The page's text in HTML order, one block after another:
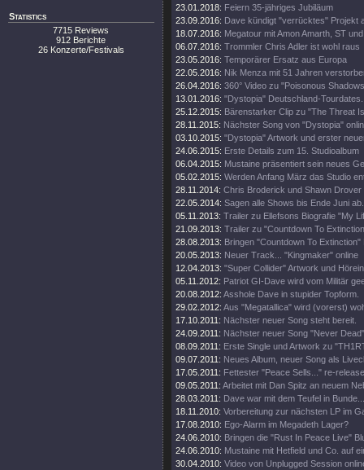
Statistics
7715 Reviews
912 Berichte
26 Konzerte/Festivals
23.01.2018: Feiern 35-jähriges Jubiläum
23.09.2016: Dave kündigt "verrücktes" Projekt
18.07.2016: Megatour mit Amon Amarth, ST
06.07.2016: Trommler Chris Adler ist wohl raus
23.05.2016: Temporärer Ersatz aus Europa
22.05.2016: Nik Menza mit 51 Jahren
26.04.2016: 360° Video zu "Poisonous
13.01.2016: "Dystopia" Deutschland-Tourdates.
25.12.2015: Bärenstarker Clip zu "The Threat
28.11.2015: Nächster Song von "Dystopia"
03.10.2015: "Dystopia" Artwork und erster
24.06.2015: Erste Details zum 15. Studioalbum
06.04.2015: Mustaine präsentiert sein neues
05.02.2015: Werden Anfang März das Studio
28.11.2014: Chris Broderick und Shawn
22.05.2014: Sagen alle Shows bis Ende Juni ab.
05.11.2013: Trailer zu Ellefsons Biografie "My
21.09.2013: Trailer zu "Countdown To
28.08.2013: Bringen "Countdown To Extinction"
20.05.2013: Neuer Track... "Kingmaker" online
12.04.2013: "Super Collider" Artwork und
05.11.2012: Patriot GI-Dave wird vom Militär
20.08.2012: Asshole Dave in stupider Topform.
29.02.2012: Aus "Megatallica" wird (vorerst)
17.10.2011: Nächster neuer Song steht bereit.
24.09.2011: Nächster neuer Song "Never
08.09.2011: Erste Single und Artwork zu
09.07.2011: Neues Album, neuer Song als
17.05.2011: Fettester "Peace Sells..." re-
09.05.2011: Arbeitet mit Dan Spitz an neuem
28.03.2011: Dave war mit dem Teufel in Bunde...
18.11.2010: Vorbereitung zur nächsten LP im
17.08.2010: Ego-Alarm im Megadeth Lager?
24.06.2010: Bringen die "Rust In Peace Live"
24.06.2010: Mustaine mit Hetfield und Co. auf
30.04.2010: Video von Unplugged Session